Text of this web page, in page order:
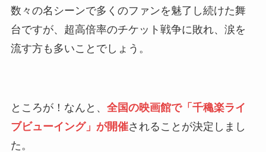
数々の名シーンで多くのファンを魅了し続けた舞
台ですが、超高倍率のチケット戦争に敗れ、涙を
流す方も多いことでしょう。
ところが！なんと、 全国の映画館で「千穐楽ライ
ブビューイング」が開催されることが決定しまし
た。